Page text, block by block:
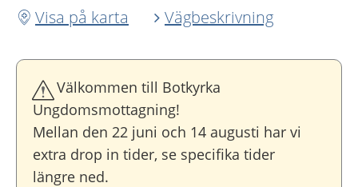
Visa på karta
Vägbeskrivning
Välkommen till Botkyrka
Ungdomsmottagning!
Mellan den 22 juni och 14 augusti har vi
extra drop in tider, se specifika tider
längre ned.